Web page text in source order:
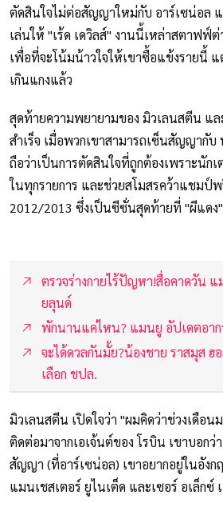
ตัดสินใจไม่ต่อสัญญาใหม่กับ อาร์เซน่อล
เล่นให้ "เร้ด เดวิลส์" งานนี้เหล่าสตาฟฟ์
เพื่อที่จะโน้มน้าวใจให้เขาซื้อแข้งรายนี้ แ
เกินแกงแล้ว
สุดท้ายความพยายามของ มิวเลนสตีน แ
สำเร็จ เมื่อพวกเขาสามารถเซ็นสัญญากั
ถือว่าเป็นการตัดสินใจที่ถูกต้องเพราะนัก
ในทุกรายการ และช่วยสโมสรคว้าแชมป์พ
2012/2013 ซึ่งเป็นซีซั่นสุดท้ายที่ "ผีแดง
ตรวจร่างกายไร้ปัญหา!สื่อคาดวัน
ยลุนด์
พักนานแค่ไหน? แมนยู อัปเดตอาก
จะได้ดวลกันมั้ย?น้องชาย ราสมุส
เลือก ชปล.
มิวเลนสตีน เปิดใจว่า "ผมคิดว่าช่วงเดือน
ติดต่อมาจากเอเจ้นต์ของ โรบิน เขาบอกว่
สัญญา (ที่อาร์เซน่อล) เขาอยากอยู่ในอังก
แมนเชสเตอร์ ยูไนเต็ด และเซอร์ อเล็กซ์